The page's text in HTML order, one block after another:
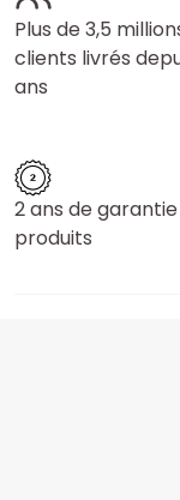
Plus de 3,5
clients livrés
ans
2 ans de
produits